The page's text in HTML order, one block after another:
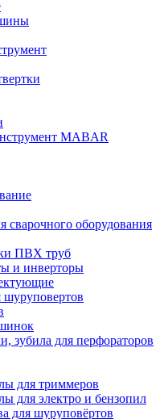
MABAR
оборудования
ПВХ труб
и инверторы
шуруповертов
зубила для перфораторов
для триммеров
для электро и бензопил
для шуруповёртов